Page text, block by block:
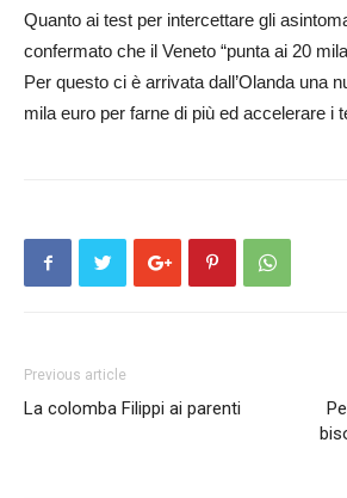
Quanto ai test per intercettare gli
confermato che il Veneto “punta ai 20
Per questo ci è arrivata dall’Olanda una
mila euro per farne di più ed accelerare i
Previous article
La colomba Filippi ai parenti